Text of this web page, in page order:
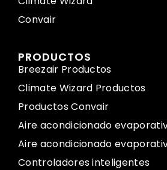
Convair
PRODUCTOS
Breezair Productos
Climate Wizard Productos
Productos Convair
Aire acondicionado
Aire acondicionado
Controladores inteligentes